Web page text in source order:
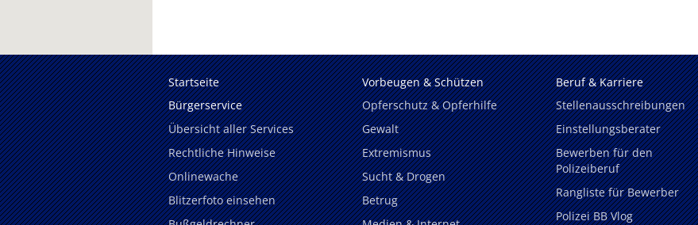
Startseite
Bürgerservice
Übersicht aller Services
Rechtliche Hinweise
Onlinewache
Blitzerfoto einsehen
Vorbeugen & Schützen
Opferschutz & Opferhilfe
Gewalt
Extremismus
Sucht & Drogen
Betrug
Beruf & Karriere
Stellenausschreibungen
Einstellungsberater
Bewerben für den
Polizeiberuf
Rangliste für Bewerber
Polizei BB Vlog